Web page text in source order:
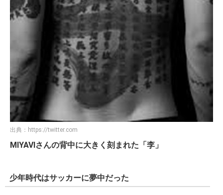
出典： https://twitter.com
MIYAVIさんの背中に大きく刻まれた「李」
少年時代はサッカーに夢中だった